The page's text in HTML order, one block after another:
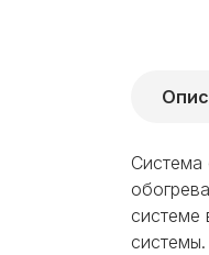
Система
системе